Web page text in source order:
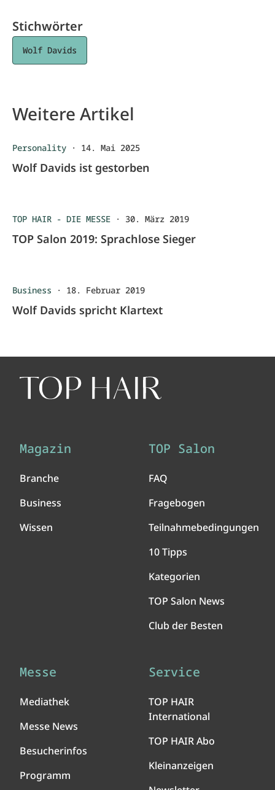
Stichwörter
Wolf Davids
Weitere Artikel
Personality · 14. Mai 2025
Wolf Davids ist gestorben
TOP HAIR - DIE MESSE · 30. März 2019
TOP Salon 2019: Sprachlose Sieger
Business · 18. Februar 2019
Wolf Davids spricht Klartext
Magazin
Branche
Business
Wissen
TOP Salon
FAQ
Fragebogen
Teilnahmebedingungen
10 Tipps
Kategorien
TOP Salon News
Club der Besten
Messe
Mediathek
Messe News
Besucherinfos
Programm
Service
TOP HAIR
International
TOP HAIR Abo
Kleinanzeigen